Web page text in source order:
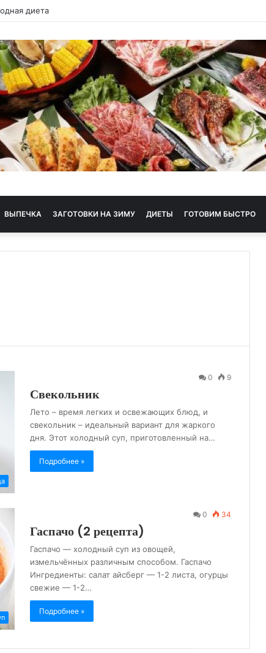
ВЫПЕЧКА ЗАГОТОВКИ НА ЗИМУ ДИЕТЫ ГОТОВИМ БЫСТРО
0 9
Свекольник
Лето – время легких и освежающих блюд, и
свекольник – идеальный вариант для жаркого
дня. Этот холодный суп, приготовленный на…
Подробнее »
0 34
Гаспачо (2 рецепта)
Гаспачо — холодный суп из овощей,
измельчённых различным способом. Гаспачо
Ингредиенты: салат айсберг — 1-2 листа, огурцы
свежие — 1-2…
Подробнее »